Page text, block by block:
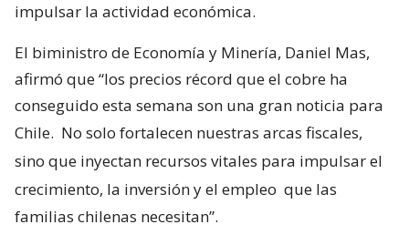
impulsar la actividad económica.
El biministro de Economía y Minería, Daniel Mas,
afirmó que “los precios récord que el cobre ha
conseguido esta semana son una gran noticia para
Chile. No solo fortalecen nuestras arcas fiscales,
sino que inyectan recursos vitales para impulsar el
crecimiento, la inversión y el empleo que las
familias chilenas necesitan”.